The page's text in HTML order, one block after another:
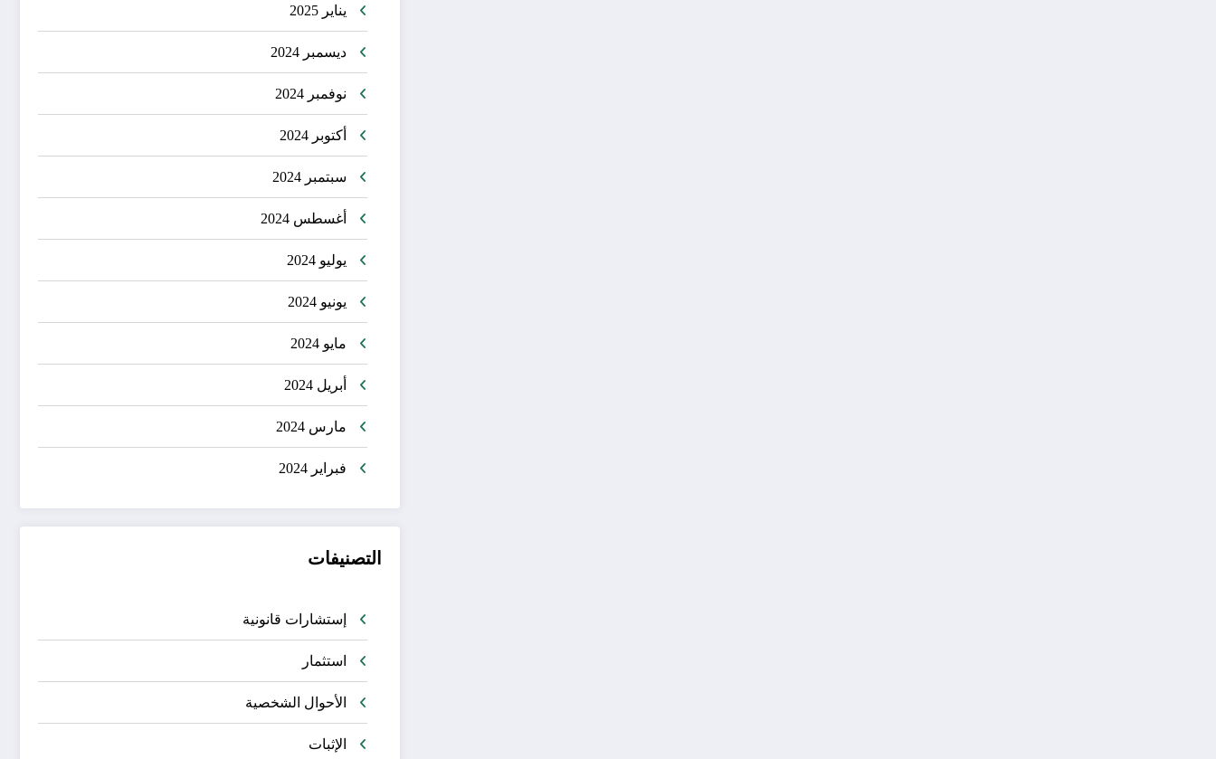
يناير 2025
ديسمبر 2024
نوفمبر 2024
أكتوبر 2024
سبتمبر 2024
أغسطس 2024
يوليو 2024
يونيو 2024
مايو 2024
أبريل 2024
مارس 2024
فبراير 2024
التصنيفات
إستشارات قانونية
استثمار
الأحوال الشخصية
الإثبات